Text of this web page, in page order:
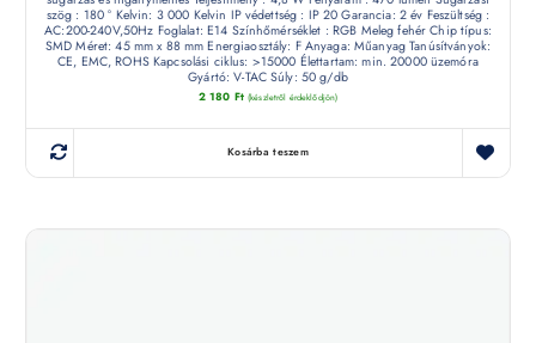
szög : 180 ° Kelvin: 3 000 Kelvin IP védettség : IP 20 Garancia: 2 év Feszültség :
AC:200-240V,50Hz Foglalat: E14 Színhőmérséklet : RGB Meleg fehér Chip típus:
SMD Méret: 45 mm x 88 mm Energiaosztály: F Anyaga: Műanyag Tanúsítványok:
CE, EMC, ROHS Kapcsolási ciklus: >15000 Élettartam: min. 20000 üzemóra
Gyártó: V-TAC Súly: 50 g/db
2 180 Ft (készletről érdeklődjön)
Kosárba teszem